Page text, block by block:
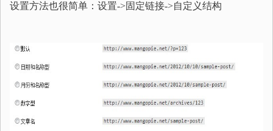
设置方法也很简单：设置->固定链接->自定义结构